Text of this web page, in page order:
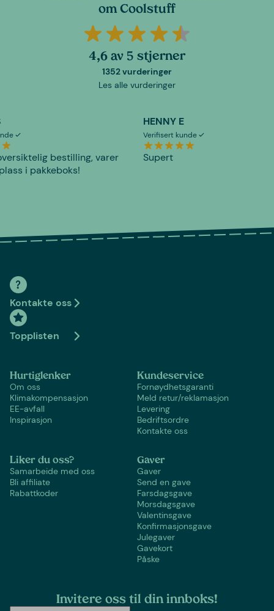
om Coolstuff
4,6 av 5 stjerner
1352 vurderinger
Les alle vurderinger
bestilling, varer
i pakkeboks!
HENNY E
Verifisert kunde
Supert
Kontakte oss
Topplisten
Hurtiglenker
Om oss
Klimakompensasjon
EE-avfall
Inspirasjon
Kundeservice
Fornøydhetsgaranti
Meld retur/reklamasjon
Levering
Bedriftsordre
Kontakte oss
Liker du oss?
Samarbeide med oss
Bli affiliate
Rabattkoder
Gaver
Gaver
Send en gave
Farsdagsgave
Morsdagsgave
Valentinsgave
Konfirmasjonsgave
Julegaver
Gavekort
Påske
Invitere oss til din innboks!